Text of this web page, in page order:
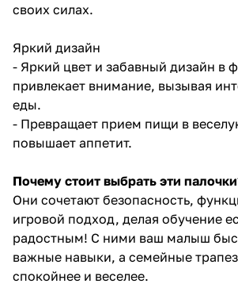
своих силах.
Яркий дизайн
- Яркий цвет и забавный дизайн в
привлекает внимание, вызывая
еды.
- Превращает прием пищи в
повышает аппетит.
Почему стоит выбрать эти
Они сочетают безопасность,
игровой подход, делая обучение
радостным! С ними ваш малыш
важные навыки, а семейные
спокойнее и веселее.